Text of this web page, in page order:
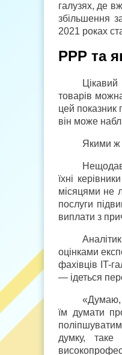
галузях, де
збільшення
2021 роках
РРР та
товарів
цей показник
він може
Якими ж
їхні
місяцями не
послуги
виплати з
оцінками
фахівців IT-
— ідеться
«Думаю,
їм думати
думку,